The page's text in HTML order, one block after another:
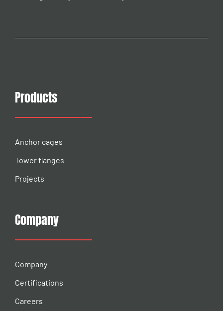
Products
Anchor cages
Tower flanges
Projects
Company
Company
Certifications
Careers